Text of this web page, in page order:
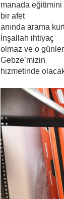
manada eğitimini
bir afet
anında arama
İnşallah ihtiyaç
olmaz ve o
Gebze’mizin
hizmetinde